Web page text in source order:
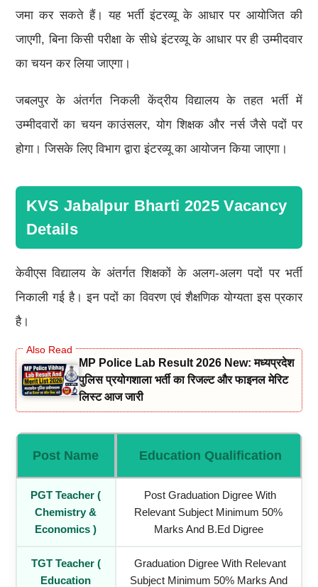
जमा कर सकते हैं। यह भर्ती इंटरव्यू के आधार पर आयोजित की
जाएगी, बिना किसी परीक्षा के सीधे इंटरव्यू के आधार पर ही उम्मीदवार
का चयन कर लिया जाएगा।
जबलपुर के अंतर्गत निकली केंद्रीय विद्यालय के तहत भर्ती में
उम्मीदवारों का चयन काउंसलर, योग शिक्षक और नर्स जैसे पदों पर
होगा। जिसके लिए विभाग द्वारा इंटरव्यू का आयोजन किया जाएगा।
KVS Jabalpur Bharti 2025 Vacancy
Details
केवीएस विद्यालय के अंतर्गत शिक्षकों के अलग-अलग पदों पर भर्ती
निकाली गई है। इन पदों का विवरण एवं शैक्षणिक योग्यता इस प्रकार
है।
MP Police Lab Result 2026 New: मध्यप्रदेश
पुलिस प्रयोगशाला भर्ती का रिजल्ट और फाइनल मेरिट
लिस्ट आज जारी
Post Name Education Qualification
PGT Teacher (
Chemistry &
Economics )
Post Graduation Digree With
Relevant Subject Minimum 50%
Marks And B.Ed Digree
TGT Teacher (
Education
Graduation Digree With Relevant
Subject Minimum 50% Marks And